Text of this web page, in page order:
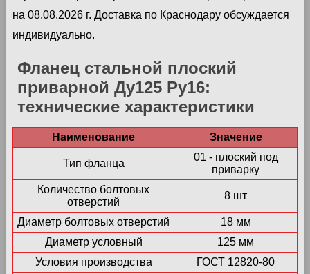
на 08.08.2026 г. Доставка по Краснодару обсуждается
индивидуально.
Фланец стальной плоский
приварной Ду125 Ру16:
технические характеристики
Наименование Значение
Тип фланца
01 - плоский под
приварку
Количество болтовых
отверстий
8 шт
Диаметр болтовых отверстий
18 мм
Диаметр условный
125 мм
Условия производства
ГОСТ 12820-80